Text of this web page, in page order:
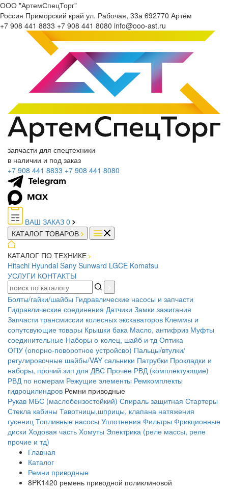
ООО "АртемСпецТорг"
Россия Приморский край ул. Рабочая, 33а 692770 Артём
+7 908 441 8833 +7 908 441 8080 info@ooo-ast.ru
запчасти для спецтехники
в наличии и под заказ
+7 908 441 8833 +7 908 441 8080
ВАШ ЗАКАЗ 0
КАТАЛОГ ТОВАРОВ
КАТАЛОГ ПО ТЕХНИКЕ
Hitachi Hyundai Sany Sunward LGCE Komatsu
УСЛУГИ КОНТАКТЫ
Болты/гайки/шайбы Гидравлические насосы и запчасти
Гидравлические соединения Датчики Замки зажигания
Запчасти трансмиссии колесных экскаваторов Клеммы и
сопутсвующие товары Крышки бака Масло, антифриз Муфты
соединительные Наборы о-колец, шайб и тд Оптика
ОПУ (опорно-поворотное устройсво) Пальцы/втулки/
регулировочные шайбы/VAY сальники Патрубки Прокладки и
наборы, прочий зип для ДВС Прочее РВД (комплектующие)
РВД по номерам Режущие элементы Ремкомплекты
гидроцилиндров Ремни приводные
Рукав МБС (маслобензостойкий) Спираль защитная Стартеры
Стекла кабины Тавотницы,шприцы, клапана натяжения
гусениц Топливные насосы Уплотнения Фильтры Фрикционные
диски Ходовая часть Хомуты Электрика (реле массы, реле
прочие и тд)
Главная
Каталог
Ремни приводные
8PK1420 ремень приводной поликлиновой